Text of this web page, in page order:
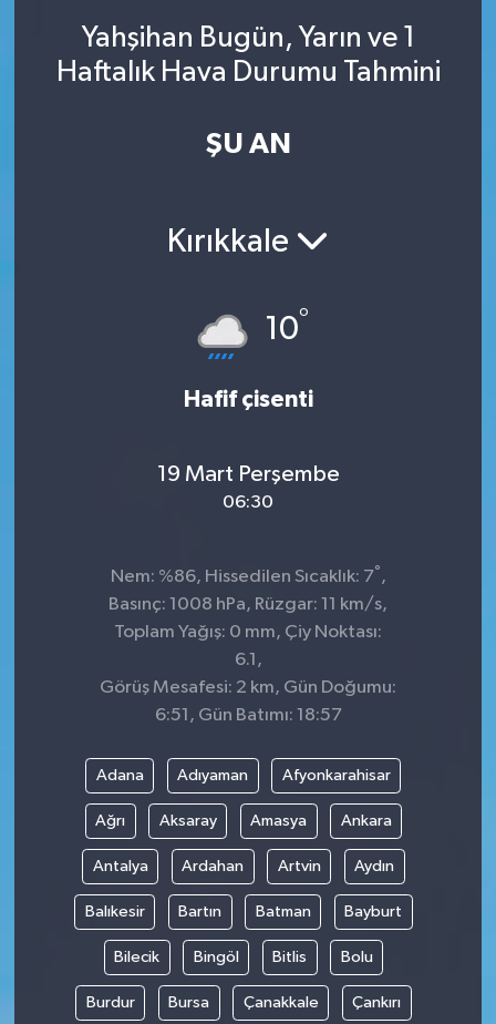
Yahşihan Bugün, Yarın ve 1
Haftalık Hava Durumu Tahmini
ŞU AN
Kırıkkale
10°
Hafif çisenti
19 Mart Perşembe
06:30
Nem: %86, Hissedilen Sıcaklık: 7° ,
Basınç: 1008 hPa, Rüzgar: 11 km/s,
Toplam Yağış: 0 mm, Çiy Noktası:
6.1,
Görüş Mesafesi: 2 km, Gün Doğumu:
6:51, Gün Batımı: 18:57
Adana Adıyaman Afyonkarahisar
Ağrı Aksaray Amasya Ankara
Antalya Ardahan Artvin Aydın
Balıkesir Bartın Batman Bayburt
Bilecik Bingöl Bitlis Bolu
Burdur Bursa Çanakkale Çankırı
SINAVLAR
AKADEMİK/BİLİM